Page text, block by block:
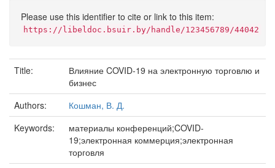
Please use this identifier to cite or link to this item:
https://libeldoc.bsuir.by/handle/123456789/44042
Title:
Влияние COVID-19 на электронную торговлю и
бизнес
Authors:
Кошман, В. Д.
Keywords:
материалы конференций;COVID-
19;электронная коммерция;электронная
торговля